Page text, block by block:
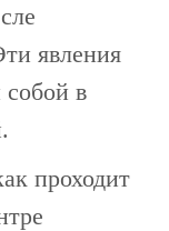
явления
собой в
проходит